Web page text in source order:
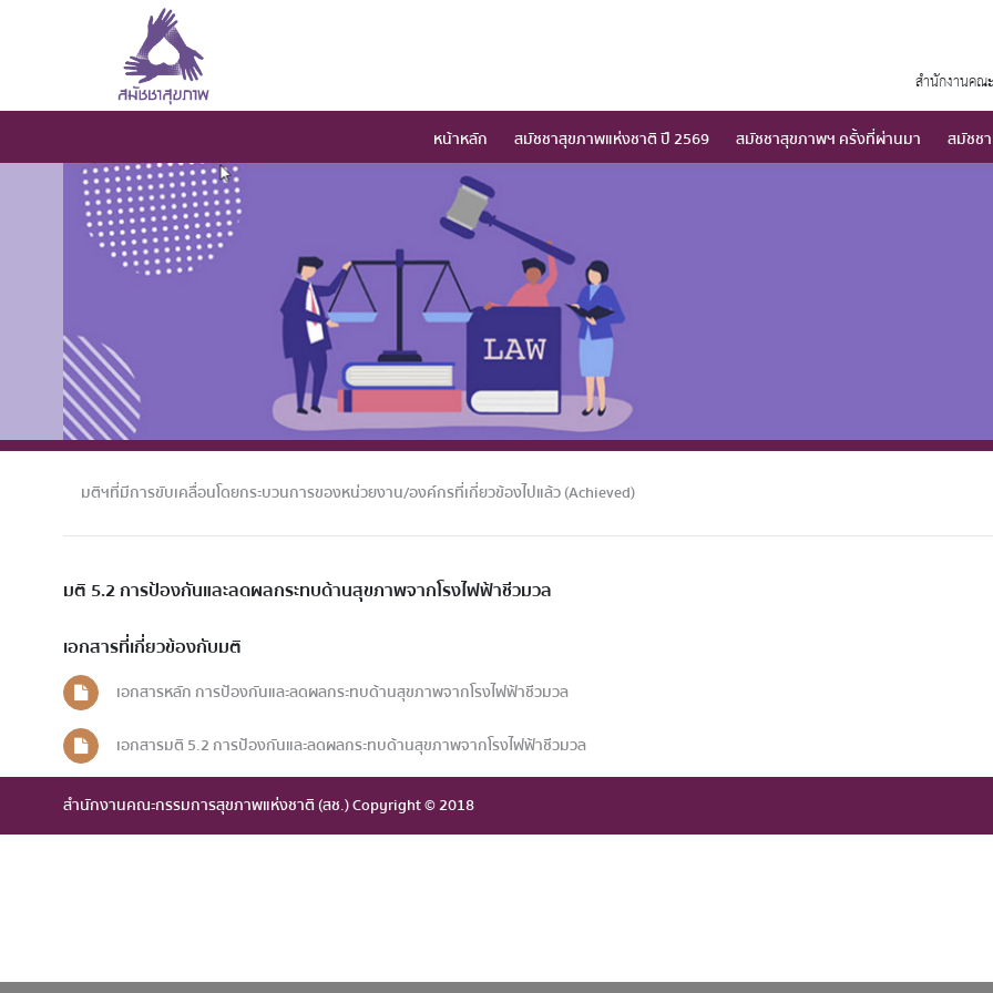
สำนักงานคณ
หน้าหลัก สมัชชาสุขภาพแห่งชาติ ปี 2569 สมัชชาสุขภาพฯ ครั้งที่ผ่านมา สมัชชา
มติฯที่มีการขับเคลื่อนโดยกระบวนการของหน่วยงาน/องค์กรที่เกี่ยวข้องไปแล้ว (Achieved)
มติ 5.2 การป้องกันและลดผลกระทบด้านสุขภาพจากโรงไฟฟ้าชีวมวล
เอกสารที่เกี่ยวข้องกับมติ
เอกสารหลัก การป้องกันและลดผลกระทบด้านสุขภาพจากโรงไฟฟ้าชีวมวล
เอกสารมติ 5.2 การป้องกันและลดผลกระทบด้านสุขภาพจากโรงไฟฟ้าชีวมวล
สำนักงานคณะกรรมการสุขภาพแห่งชาติ (สช.) Copyright © 2018